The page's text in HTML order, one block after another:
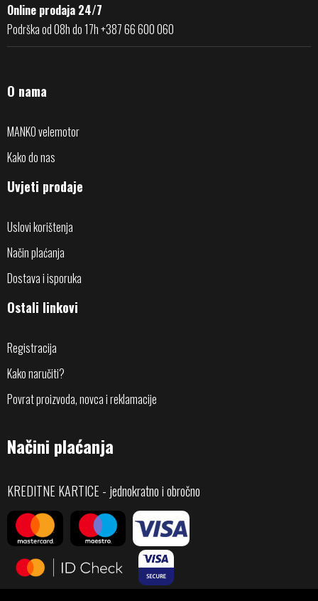
Online prodaja 24/7
Podrška od 08h do 17h +387 66 600 060
O nama
MANKO velemotor
Kako do nas
Uvjeti prodaje
Uslovi korištenja
Način plaćanja
Dostava i isporuka
Ostali linkovi
Registracija
Kako naručiti?
Povrat proizvoda, novca i reklamacije
Načini plaćanja
KREDITNE KARTICE - jednokratno i obročno